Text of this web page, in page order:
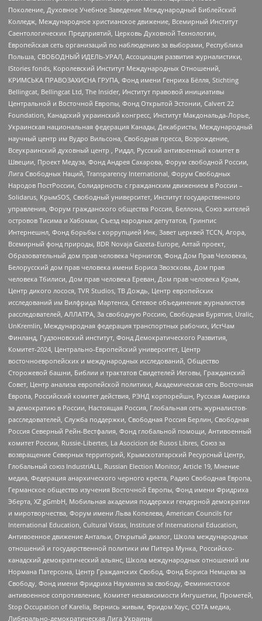
Поколение, Духовное Учебное Заведение Международный Библейский
Колледж, Международное христианское движение, Всемирный Институт
Саентологических Предприятий, Церковь Духовной Технологии,
Европейская сеть организаций по наблюдению за выборами, Республика
Польша, СВОБОДНЫЙ ИДЕЛЬ-УРАЛ, Ассоциация развития журналистики,
IStories fonds, Королевский Институт Международных Отношений,
КРИМСЬКА ПРАВОЗАХИСНА ГРУПА, Фонд имени Генриха Бёлля, Stichting
Bellingcat, Bellingcat Ltd, The Insider, Институт правовой инициативы
Центральной и Восточной Европы, Фонд Открытой Эстонии, Calvert 22
Foundation, Канадский украинский конгресс, Институт Макдональда-Лорье,
Украинская национальная федерация Канады, Декабристы, Международный
научный центр им Вудро Вильсона, Свободная пресса, Возрождение,
Всеукраинский духовный центр , Риддл, Русский антивоенный комитет в
Швеции, Проект Медуза, Фонд Андрея Сахарова, Форум свободной России,
Лига Свободных Наций, Transparеncy International, Форум Свободных
Народов ПостРоссии, Солидарность с гражданским движением в России –
Solidarus, КрымSOS, Свободный университет, Институт государственного
управления, Форум гражданского общества Россия, Беллона, Союз жителей
островов Тисима и Хабомаи, Съезд народных депутатов, Гринпис
Интернешнл, Фонд борьбы с коррупцией Инк, Завет церквей TCCN, Агора,
Всемирный фонд природы, BDR Novaja Gazeta-Europe, Алтай проект,
Образовательный дом прав человека Чернигов, Фонд Дом Прав Человека,
Белорусский дом прав человека имени Бориса Звозскова, Дом прав
человека Тбилиси, Дом прав человека Ереван, Дом прав человека Крым,
Центр дикого лосося, TVR Studios, ТВ Дождь, Центр европейских
исследований им Вилфрида Мартенса, Сетевое объединение журналистов
расследователей, АЛЛАТРА, За свободную Россию, Свободная Бурятия, Uralic,
UnKremlin, Международная федерация транспортных рабочих, ИстЧам
Финланд, Гудзоновский институт, Фонд Демократического Развития,
Комитет-2024, Центрально-Европейский университет, Центр
восточноевропейских и международных исследований, Общество
Сторожевой башни, Библии и трактатов Свидетелей Иеговы, Гражданский
Совет, Центр анализа европейской политики, Академическая сеть Восточная
Европа, Российский комитет действия, РЭНД корпорейшн, Русская Америка
за демократию в России, Настоящая Россия, Глобальная сеть журналистов-
расследователей, Служба поддержки, Свободная Россия Берлин, Свободная
Россия Северный Рейн-Вестфалия, Фонд глобальной помощи, Антивоенный
комитет России, Russie-Libertes, La Asocicion de Rusos Libres, Союз за
возвращение Северных территорий, Крымскотатарский Ресурсный Центр,
Глобальный союз IndustriALL, Russian Election Monitor, Article 19, Мнение
медиа, Федерация анархического черного креста, Радио Свободная Европа,
Германское общество изучения Восточной Европы, Фонд имени Фридриха
Эберта, XZ gGmbH, Мобильная академия поддержки гендерной демократии
и миротворчества, Форум имени Льва Копелева, American Councils for
International Education, Cultural Vistas, Institute of International Education,
Антивоенное движение Антальи, Открытый диалог, Школа международных
отношений и государственной политики им Питера Мунка, Российско-
канадский демократический альянс, Школа международных отношений им
Нормана Патерсона, Центр Гражданских Свобод, Фонд Бориса Немцова за
Свободу, Фонд имени Фридриха Науманна за свободу, Феминистское
антивоенное сопротивление, Комитет независимости Ингушетии, Прометей,
Stop Occupation of Karelia, Вернись живым, Фридом Хаус, СОТА медиа,
Либерально-демократическая Лига Украины